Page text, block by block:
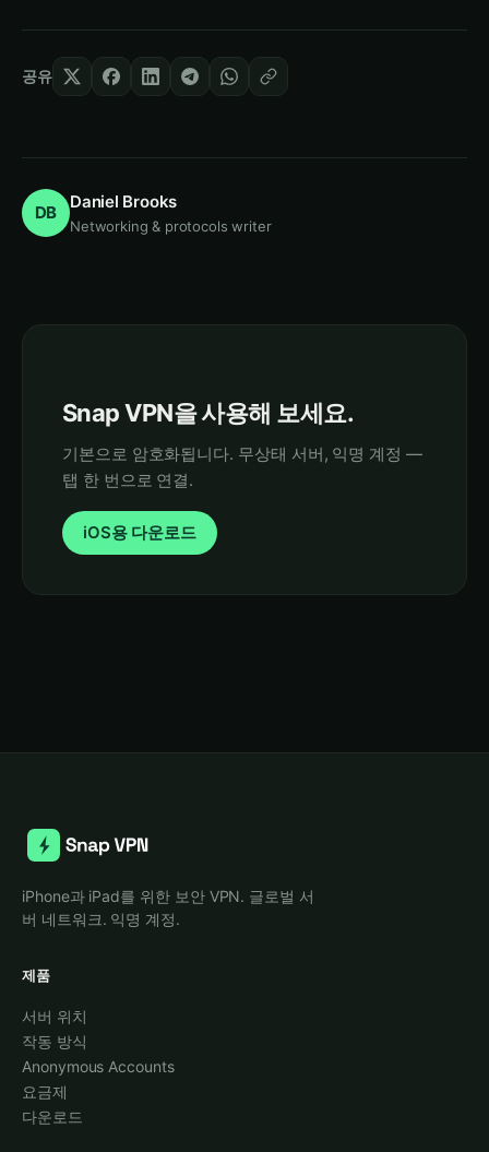
공유
DB
Daniel Brooks
Networking & protocols writer
Snap VPN을 사용해 보세요.
기본으로 암호화됩니다. 무상태 서버, 익명 계정 —
탭 한 번으로 연결.
iOS용 다운로드
iPhone과 iPad를 위한 보안 VPN. 글로벌 서
버 네트워크. 익명 계정.
제품
서버 위치
작동 방식
Anonymous Accounts
요금제
다운로드